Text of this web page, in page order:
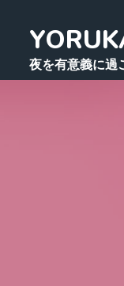
content
夜を有意義に過